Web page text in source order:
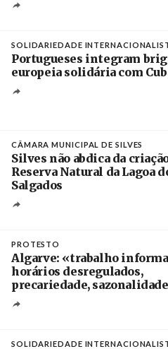
SOLIDARIEDADE
Portugueses integram
europeia solidária com
CÂMARA MUNICIPAL DE SILVES
Silves não abdica da
Reserva Natural da Lagoa
Salgados
PROTESTO
Algarve: «trabalho
horários desregulados,
precariedade,
SOLIDARIEDADE